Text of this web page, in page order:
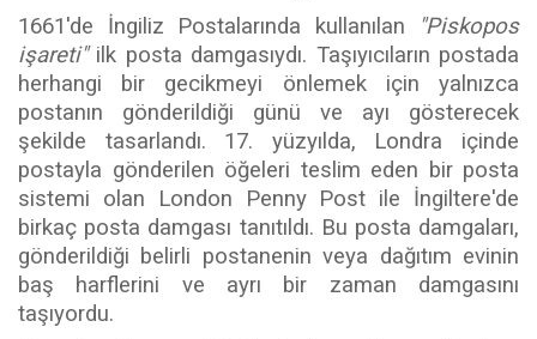
1661'de İngiliz Postalarında kullanılan
"Piskopos
işareti"ilk posta damgasıydı. Taşıyıcıların postada
herhangi bir gecikmeyi önlemek için yalnızca
postanın gönderildiği günü ve ayı gösterecek
şekilde tasarlandı. 17. yüzyılda, Londra içinde
postayla gönderilen öğeleri teslim eden bir posta
sistemi olan London Penny Post ile İngiltere'de
birkaç posta damgası tanıtıldı. Bu posta damgaları,
gönderildiği belirli postanenin veya dağıtım evinin
baş harflerini ve ayrı bir zaman damgasını
taşıyordu.